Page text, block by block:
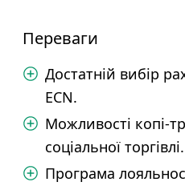
Переваги
Достатній вибір
ECN.
Можливості копі-
соціальної торгівлі.
Програма